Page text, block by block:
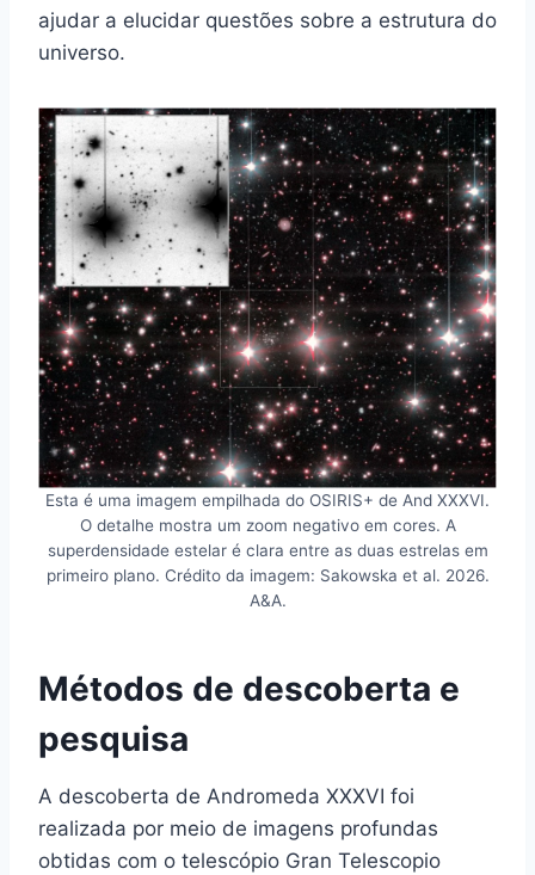
ajudar a elucidar questões sobre a estrutura do
universo.
Esta é uma imagem empilhada do OSIRIS+ de And XXXVI.
O detalhe mostra um zoom negativo em cores. A
superdensidade estelar é clara entre as duas estrelas em
primeiro plano. Crédito da imagem: Sakowska et al. 2026.
A&A.
Métodos de descoberta e
pesquisa
A descoberta de Andromeda XXXVI foi
realizada por meio de imagens profundas
obtidas com o telescópio Gran Telescopio